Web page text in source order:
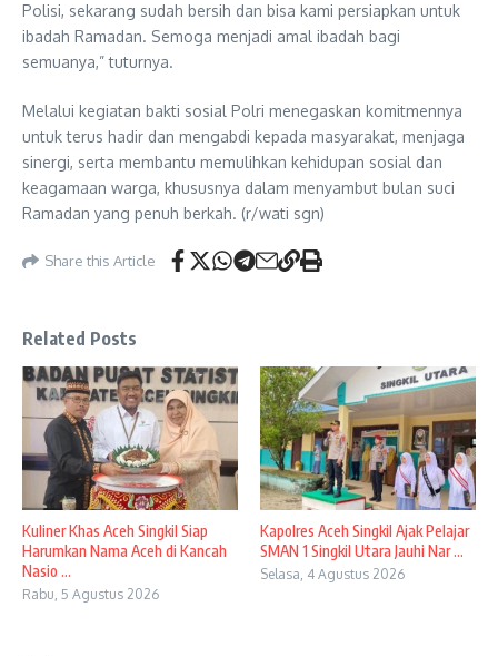
Polisi, sekarang sudah bersih dan bisa kami persiapkan untuk
ibadah Ramadan. Semoga menjadi amal ibadah bagi
semuanya,” tuturnya.
Melalui kegiatan bakti sosial Polri menegaskan komitmennya
untuk terus hadir dan mengabdi kepada masyarakat, menjaga
sinergi, serta membantu memulihkan kehidupan sosial dan
keagamaan warga, khususnya dalam menyambut bulan suci
Ramadan yang penuh berkah. (r/wati sgn)
Share this Article
Related Posts
Kuliner Khas Aceh Singkil Siap
Harumkan Nama Aceh di Kancah
Nasio ...
Rabu, 5 Agustus 2026
Kapolres Aceh Singkil Ajak Pelajar
SMAN 1 Singkil Utara Jauhi Nar ...
Selasa, 4 Agustus 2026